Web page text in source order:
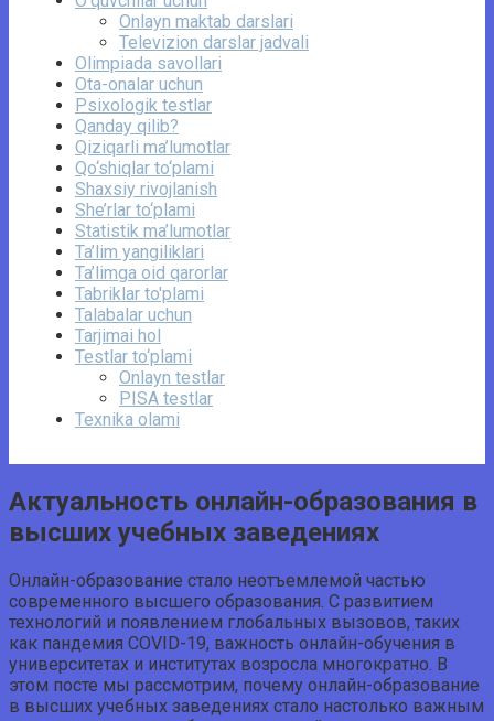
Onlayn maktab darslari
Televizion darslar jadvali
Olimpiada savollari
Ota-onalar uchun
Psixologik testlar
Qanday qilib?
Qiziqarli ma’lumotlar
Qo‘shiqlar to‘plami
Shaxsiy rivojlanish
She’rlar to‘plami
Statistik ma’lumotlar
Ta’lim yangiliklari
Ta’limga oid qarorlar
Tabriklar to'plami
Talabalar uchun
Tarjimai hol
Testlar to‘plami
Onlayn testlar
PISA testlar
Texnika olami
Актуальность онлайн-образования в
высших учебных заведениях
Онлайн-образование стало неотъемлемой частью
современного высшего образования. С развитием
технологий и появлением глобальных вызовов, таких
как пандемия COVID-19, важность онлайн-обучения в
университетах и институтах возросла многократно. В
этом посте мы рассмотрим, почему онлайн-образование
в высших учебных заведениях стало настолько важным